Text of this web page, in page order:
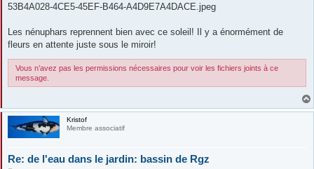
53B4A028-4CE5-45EF-B464-A4D9E7A4DACE.jpeg
Les nénuphars reprennent bien avec ce soleil! Il y a énormément de
fleurs en attente juste sous le miroir!
Vous n’avez pas les permissions nécessaires pour voir les fichiers joints à ce
message.
Kristof
Membre associatif
Re: de l'eau dans le jardin: bassin de Rgz